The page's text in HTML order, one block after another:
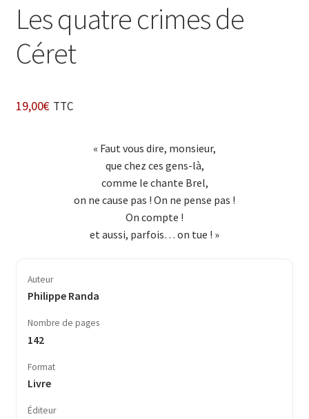
Les quatre crimes de
Céret
19,00€ TTC
« Faut vous dire, monsieur,
que chez ces gens-là,
comme le chante Brel,
on ne cause pas ! On ne pense pas !
On compte !
et aussi, parfois… on tue ! »
Auteur
Philippe Randa
Nombre de pages
142
Format
Livre
Éditeur